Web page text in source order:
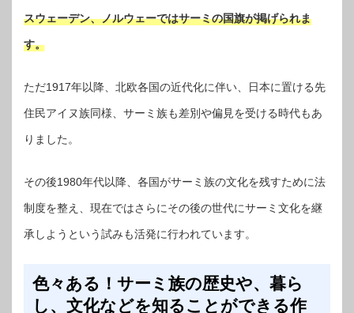
スウェーデン、ノルウェーではサーミの国旗が掲げられま
す。
ただ1917年以降、北欧各国の近代化に伴い、日本に置ける先
住民アイヌ族同様、サーミ族も差別や偏見を受ける時代もあ
りました。
その後1980年代以降、各国がサーミ族の文化を残すために法
制度を整え、現在ではさらにその後の世代にサーミ文化を継
承しようという試みも活発に行われています。
色々ある！サーミ族の歴史や、暮ら
し、文化などを知ることができる作